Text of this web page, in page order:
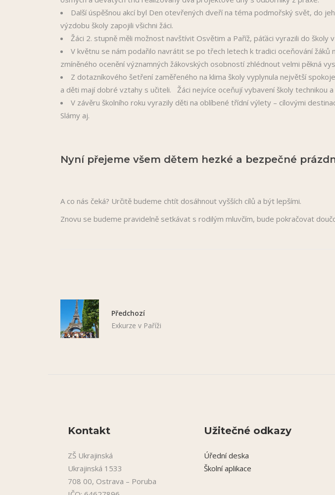
Další úspěšnou akcí byl Den otevřených dveří na téma podmořský svět, do
výzdobu školy zapojili všichni žáci.
Žáci 2. stupně měli možnost navštívit Osvětim a Paříž, páťáci vyrazili do školy
V květnu se nám podařilo navrátit se po třech letech k tradici oceňování
zmíněného ocenění významných žákovských osobností zhlédnout velmi pěkná
Z dotazníkového šetření zaměřeného na klima školy vyplynula největší
a děti mají dobré vztahy s učiteli. Žáci nejvíce oceňují vybavení školy technikou a
V závěru školního roku vyrazily děti na oblíbené třídní výlety – cílovými
Slámy aj.
Nyní přejeme všem dětem hezké a bezpečné
A co nás čeká? Určitě budeme chtít dosáhnout vyšších cílů a být lepšími.
Znovu se budeme pravidelně setkávat s rodilým mluvčím, bude pokračovat
Předchozí
Exkurze v Paříži
Kontakt
ZŠ Ukrajinská
Ukrajinská 1533
708 00, Ostrava – Poruba
Užitečné odkazy
Úřední deska
Školní aplikace